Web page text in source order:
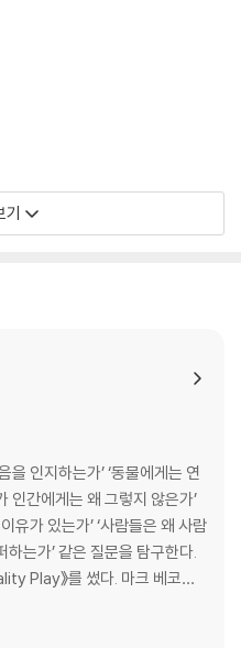
할까?
기
을 인지하는가’ ‘동물에게는 연
인간에게는 왜 그렇지 않은가’
유가 있는가’ ‘사람들은 왜 사람
는가’ 같은 질문을 탐구한다.
Play》를 썼다. 마크 베코프
The Animal’s Agenda》를,
Contemporary Bioethics》